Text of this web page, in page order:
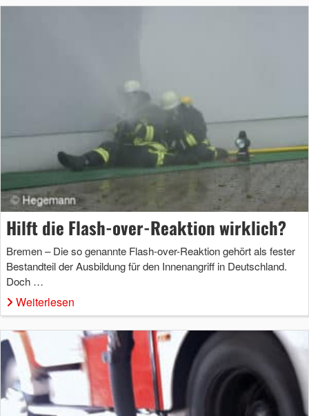
Hilft die Flash-over-Reaktion wirklich?
Bremen – Die so genannte Flash-over-Reaktion gehört als fester
Bestandteil der Ausbildung für den Innenangriff in Deutschland.
Doch …
Weiterlesen